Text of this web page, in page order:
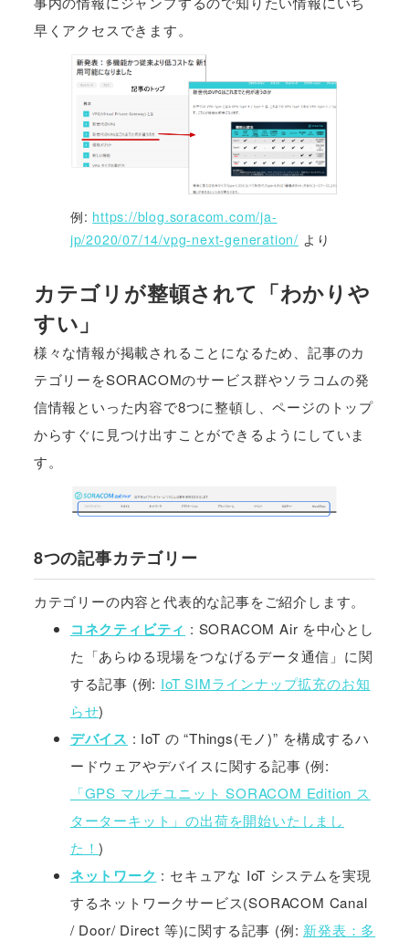
早くアクセスできます。
例: https://blog.soracom.com/ja-
jp/2020/07/14/vpg-next-generation/ より
カテゴリが整頓されて「わかりや
すい」
様々な情報が掲載されることになるため、記事のカ
テゴリーをSORACOMのサービス群やソラコムの発
信情報といった内容で8つに整頓し、ページのトップ
からすぐに見つけ出すことができるようにしていま
す。
8つの記事カテゴリー
カテゴリーの内容と代表的な記事をご紹介します。
コネクティビティ : SORACOM Air を中心とし
た「あらゆる現場をつなげるデータ通信」に関
する記事 (例: IoT SIMラインナップ拡充のお知
らせ)
デバイス : IoT の “Things(モノ)” を構成するハ
ードウェアやデバイスに関する記事 (例:
「GPS マルチユニット SORACOM Edition ス
ターターキット」の出荷を開始いたしまし
た！)
ネットワーク : セキュアな IoT システムを実現
するネットワークサービス(SORACOM Canal
/ Door/ Direct 等)に関する記事 (例: 新発表：多